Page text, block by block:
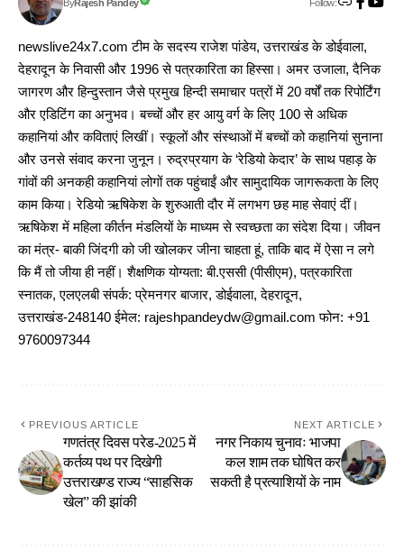
ByRajesh Pandey Follow:
newslive24x7.com टीम के सदस्य राजेश पांडेय, उत्तराखंड के डोईवाला,
देहरादून के निवासी और 1996 से पत्रकारिता का हिस्सा। अमर उजाला, दैनिक
जागरण और हिन्दुस्तान जैसे प्रमुख हिन्दी समाचार पत्रों में 20 वर्षों तक रिपोर्टिंग
और एडिटिंग का अनुभव। बच्चों और हर आयु वर्ग के लिए 100 से अधिक
कहानियां और कविताएं लिखीं। स्कूलों और संस्थाओं में बच्चों को कहानियां सुनाना
और उनसे संवाद करना जुनून। रुद्रप्रयाग के ‘रेडियो केदार’ के साथ पहाड़ के
गांवों की अनकही कहानियां लोगों तक पहुंचाईं और सामुदायिक जागरूकता के लिए
काम किया। रेडियो ऋषिकेश के शुरुआती दौर में लगभग छह माह सेवाएं दीं।
ऋषिकेश में महिला कीर्तन मंडलियों के माध्यम से स्वच्छता का संदेश दिया। जीवन
का मंत्र- बाकी जिंदगी को जी खोलकर जीना चाहता हूं, ताकि बाद में ऐसा न लगे
कि मैं तो जीया ही नहीं। शैक्षणिक योग्यता: बी.एससी (पीसीएम), पत्रकारिता
स्नातक, एलएलबी संपर्क: प्रेमनगर बाजार, डोईवाला, देहरादून,
उत्तराखंड-248140 ईमेल: rajeshpandeydw@gmail.com फोन: +91
9760097344
PREVIOUS ARTICLE
गणतंत्र दिवस परेड-2025 में
कर्तव्य पथ पर दिखेगी
उत्तराखण्ड राज्य “साहसिक
खेल” की झांकी
NEXT ARTICLE
नगर निकाय चुनावः भाजपा
कल शाम तक घोषित कर
सकती है प्रत्याशियों के नाम